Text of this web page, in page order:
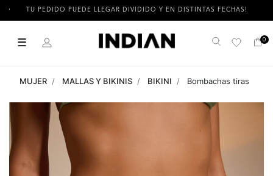
TU PEDIDO PUEDE LLEGAR DIVIDIDO Y EN DISTINTAS FECHAS!
☰ Buscar 0
MUJER MALLAS Y BIKINIS BIKINI Bombachas tiras